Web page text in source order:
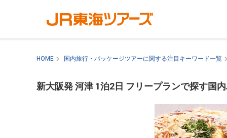
HOME 国内旅行・パッケージツアーに関する注目キーワード一覧
新大阪発 河津 1泊2日 フリープランで探す国